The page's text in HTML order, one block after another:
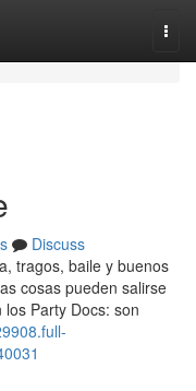
Discuss
tragos, baile y buenos
cosas pueden salirse
Party Docs: son